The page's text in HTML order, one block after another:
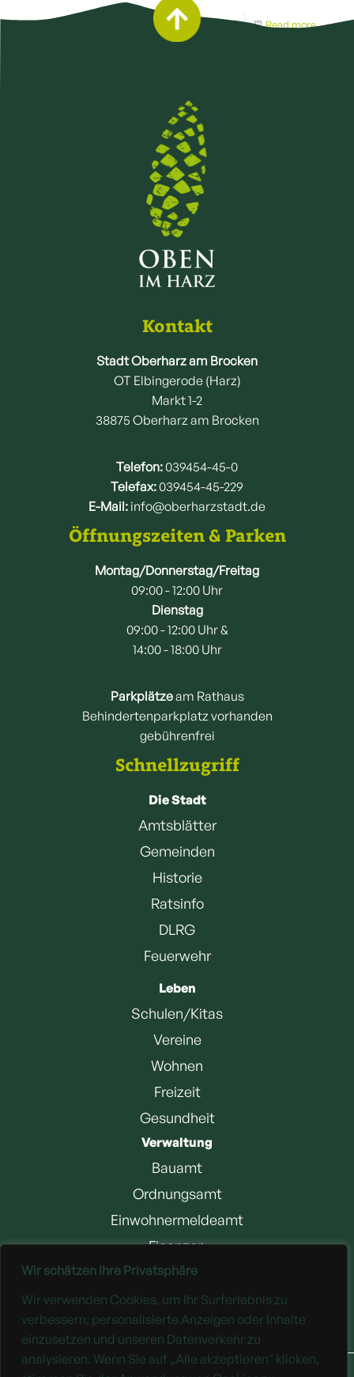
Wir schätzen Ihre Privatsphäre
Wir verwenden Cookies, um Ihr Surferlebnis zu
verbessern, personalisierte Anzeigen oder Inhalte
einzusetzen und unseren Datenverkehr zu
analysieren. Wenn Sie auf „Alle akzeptieren" klicken,
Read more
Kontakt
Stadt Oberharz am Brocken
OT Elbingerode (Harz)
Markt 1-2
38875 Oberharz am Brocken
Telefon:039454-45-0
Telefax:039454-45-229
E-Mail: info@oberharzstadt.de
Öffnungszeiten & Parken
Montag/Donnerstag/Freitag
09:00 - 12:00 Uhr
Dienstag
09:00 - 12:00 Uhr &
14:00 - 18:00 Uhr
Parkplätzeam Rathaus
Behindertenparkplatz vorhanden
gebührenfrei
Schnellzugriff
Die Stadt
Amtsblätter
Gemeinden
Historie
Ratsinfo
DLRG
Feuerwehr
Leben
Schulen/Kitas
Vereine
Wohnen
Freizeit
Gesundheit
Verwaltung
Bauamt
Ordnungsamt
Einwohnermeldeamt
Finanzen
Jobangebote
Downloads